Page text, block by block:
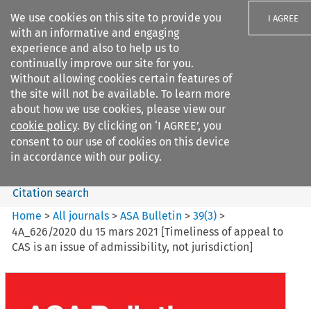
We use cookies on this site to provide you
with an informative and engaging
experience and also to help us to
continually improve our site for you.
Without allowing cookies certain features of
the site will not be available. To learn more
about how we use cookies, please view our
cookie policy. By clicking on ‘I AGREE’, you
consent to our use of cookies on this device
in accordance with our policy.
I AGREE
Search filters
ASA Bulletin
Search content
Citation search
Home >All journals >ASA Bulletin >39(3) >
4A_626/2020 du 15 mars 2021 [Timeliness of appeal to
CAS is an issue of admissibility, not jurisdiction]